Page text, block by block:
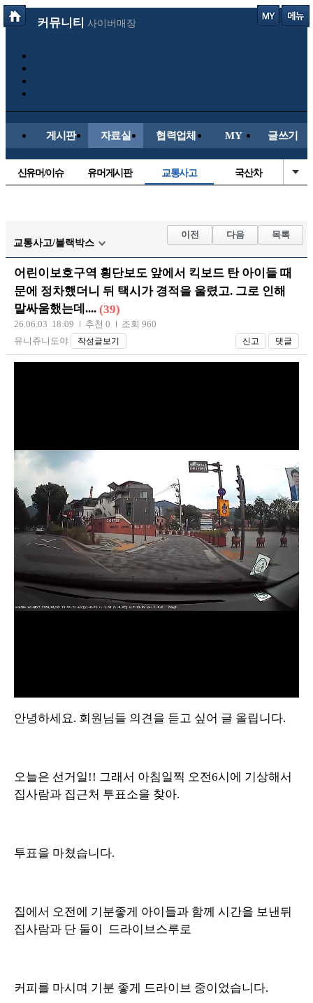
커뮤니티 사이버매장
게시판 자료실 협력업체 MY 글쓰기
신유머/이슈 유머게시판 교통사고 국산차
자유사진 군사/무기
트럭/버스 항공/해운/철도
장착시공사진
교통사고/블랙박스
이전 다음 목록
어린이보호구역 횡단보도 앞에서 킥보드 탄 아이들 때
문에 정차했더니 뒤 택시가 경적을 울렸고. 그로 인해
말싸움했는데.... (39)
26.06.03 18:09 추천 0
조회 960
유니쥬니도야
작성글보기 신고 댓글
n
t
o
e
d
%
안녕하세요. 회원님들 의견을 듣고 싶어 글 올립니다.
오늘은 선거일!! 그래서 아침일찍 오전6시에 기상해서
집사람과 집근처 투표소을 찾아.
투표을 마쳤습니다.
집에서 오전에 기분좋게 아이들과 함께 시간을 보낸뒤
집사람과 단 둘이 드라이브스루로
커피를 마시며 기분 좋게 드라이브 중이었습니다.